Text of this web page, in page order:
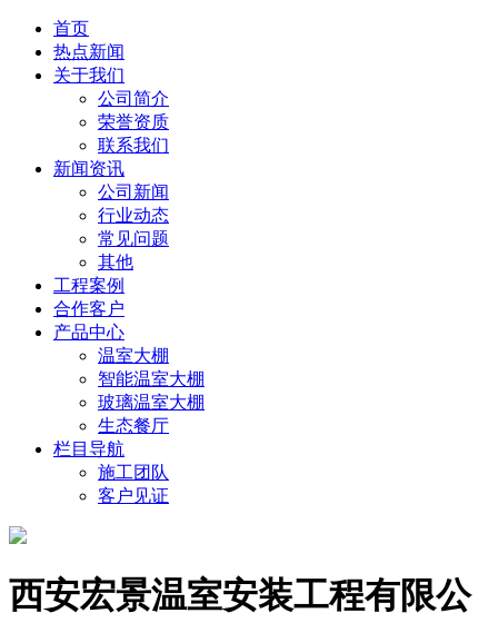
首页
热点新闻
关于我们
公司简介
荣誉资质
联系我们
新闻资讯
公司新闻
行业动态
常见问题
其他
工程案例
合作客户
产品中心
温室大棚
智能温室大棚
玻璃温室大棚
生态餐厅
栏目导航
施工团队
客户见证
西安宏景温室安装工程有限公